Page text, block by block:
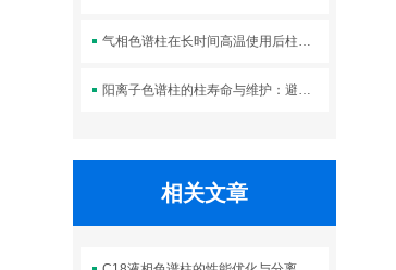
气相色谱柱在长时间高温使用后柱效下降的诊断与切割修复技术
阳离子色谱柱的柱寿命与维护：避免过渡金属污染与柱性能下降
相关文章